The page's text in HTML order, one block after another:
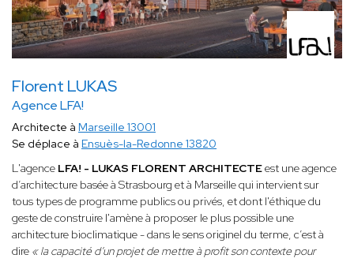
Florent LUKAS
Agence LFA!
Architecte à Marseille 13001
Se déplace à Ensuès-la-Redonne 13820
L'agence LFA! - LUKAS FLORENT ARCHITECTEest une agence
d’architecture basée à Strasbourg et à Marseille qui intervient sur
tous types de programme publics ou privés, et dont l'éthique du
geste de construire l'amène à proposer le plus possible une
architecture bioclimatique - dans le sens originel du terme, c’est à
dire « la capacité d’un projet de mettre à profit son contexte pour